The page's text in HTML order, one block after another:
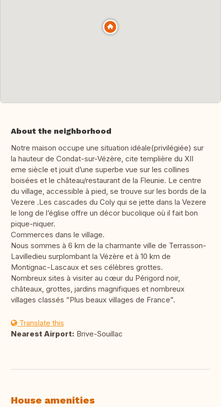
About the neighborhood
Notre maison occupe une situation idéale(privilégiée) sur
la hauteur de Condat-sur-Vézère, cite templière du XII
eme siècle et jouit d’une superbe vue sur les collines
boisées et le château/restaurant de la Fleunie. Le centre
du village, accessible à pied, se trouve sur les bords de la
Vezere .Les cascades du Coly qui se jette dans la Vezere
le long de l’église offre un décor bucolique où il fait bon
pique-niquer.
Commerces dans le village.
Nous sommes à 6 km de la charmante ville de Terrasson-
Lavilledieu surplombant la Vézère et à 10 km de
Montignac-Lascaux et ses célèbres grottes.
Nombreux sites à visiter au cœur du Périgord noir,
châteaux, grottes, jardins magnifiques et nombreux
villages classés “Plus beaux villages de France”.
Translate this
Nearest Airport: Brive-Souillac
House amenities